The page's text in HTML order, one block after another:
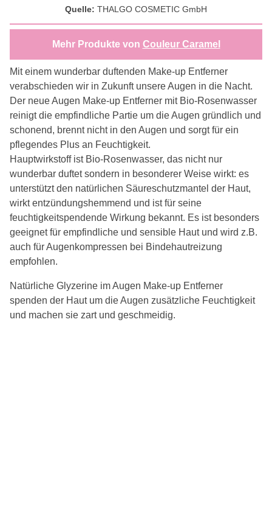
Quelle: THALGO COSMETIC GmbH
Mehr Produkte von Couleur Caramel
Mit einem wunderbar duftenden Make-up Entferner
verabschieden wir in Zukunft unsere Augen in die Nacht.
Der neue Augen Make-up Entferner mit Bio-Rosenwasser
reinigt die empfindliche Partie um die Augen gründlich und
schonend, brennt nicht in den Augen und sorgt für ein
pflegendes Plus an Feuchtigkeit.
Hauptwirkstoff ist Bio-Rosenwasser, das nicht nur
wunderbar duftet sondern in besonderer Weise wirkt: es
unterstützt den natürlichen Säureschutzmantel der Haut,
wirkt entzündungshemmend und ist für seine
feuchtigkeitspendende Wirkung bekannt. Es ist besonders
geeignet für empfindliche und sensible Haut und wird z.B.
auch für Augenkompressen bei Bindehautreizung
empfohlen.
Natürliche Glyzerine im Augen Make-up Entferner
spenden der Haut um die Augen zusätzliche Feuchtigkeit
und machen sie zart und geschmeidig.